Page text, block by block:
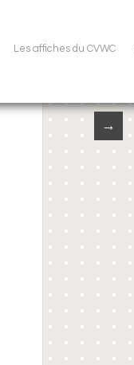
Les affiches du CVWC
→